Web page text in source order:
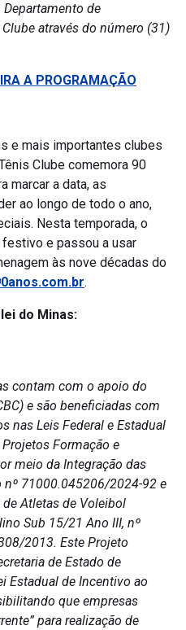
de
através do número (31)
A PROGRAMAÇÃO
e mais importantes clubes
Clube comemora 90
marcar a data, as
ao longo de todo o ano,
Nesta temporada, o
festivo e passou a usar
às nove décadas do
.
do Minas:
contam com o apoio do
e são beneficiadas com
nas Leis Federal e Estadual
Formação e
meio da Integração das
nº 71000.045206/2024-92 e
Atletas de Voleibol
Sub 15/21 Ano III, nº
2013. Este Projeto
de Estado de
Estadual de Incentivo ao
que empresas
para realização de